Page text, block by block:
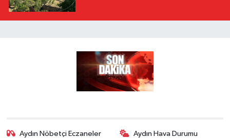
Aydın Nöbetçi Eczaneler Aydın Hava Durumu